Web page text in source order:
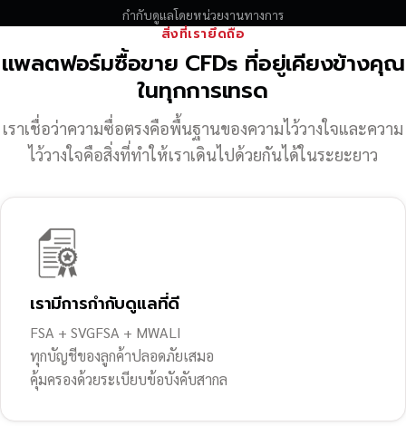
กำกับดูแลโดยหน่วยงานทางการ
สิ่งที่เรายึดถือ
แพลตฟอร์มซื้อขาย CFDs ที่อยู่เคียงข้างคุณ
ในทุกการเทรด
เราเชื่อว่าความซื่อตรงคือพื้นฐานของความไว้วางใจและความ
ไว้วางใจคือสิ่งที่ทำให้เราเดินไปด้วยกันได้ในระยะยาว
เรามีการกำกับดูแลที่ดี
FSA + SVGFSA + MWALI
ทุกบัญชีของลูกค้าปลอดภัยเสมอ
คุ้มครองด้วยระเบียบข้อบังคับสากล